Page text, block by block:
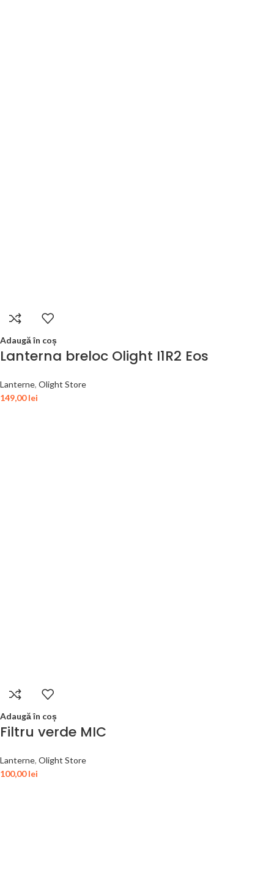
Adaugă în coș
Lanterna breloc Olight I1R2 Eos
Lanterne, Olight Store
149,00lei
Adaugă în coș
Filtru verde MIC
Lanterne, Olight Store
100,00lei